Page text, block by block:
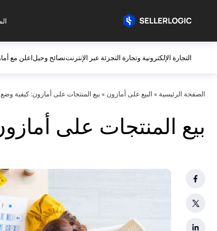
التجارة الإلكترونية وتجارة التجزئة عبر الإنترنتنصائح وحيلاعلن مع
الصفحة الرئيسية » البيع على أمازون » بيع المنتجات على أمازون: كيفية
بيع المنتجات على